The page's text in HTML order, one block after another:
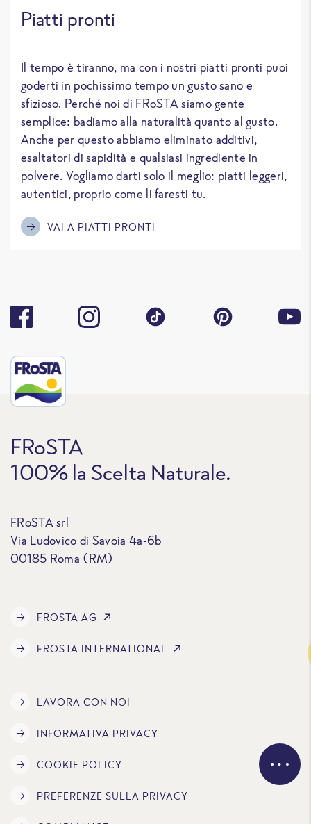
Piatti pronti
Il tempo è tiranno, ma con i nostri piatti pronti puoi
goderti in pochissimo tempo un gusto sano e
sfizioso. Perché noi di FRoSTA siamo gente
semplice: badiamo alla naturalità quanto al gusto.
Anche per questo abbiamo eliminato additivi,
esaltatori di sapidità e qualsiasi ingrediente in
polvere. Vogliamo darti solo il meglio: piatti leggeri,
autentici, proprio come li faresti tu.
VAI A PIATTI PRONTI
FRoSTA
100% la Scelta Naturale.
FRoSTA srl
Via Ludovico di Savoia 4a-6b
00185 Roma (RM)
FROSTA AG
FROSTA INTERNATIONAL
LAVORA CON NOI
INFORMATIVA PRIVACY
COOKIE POLICY
PREFERENZE SULLA PRIVACY